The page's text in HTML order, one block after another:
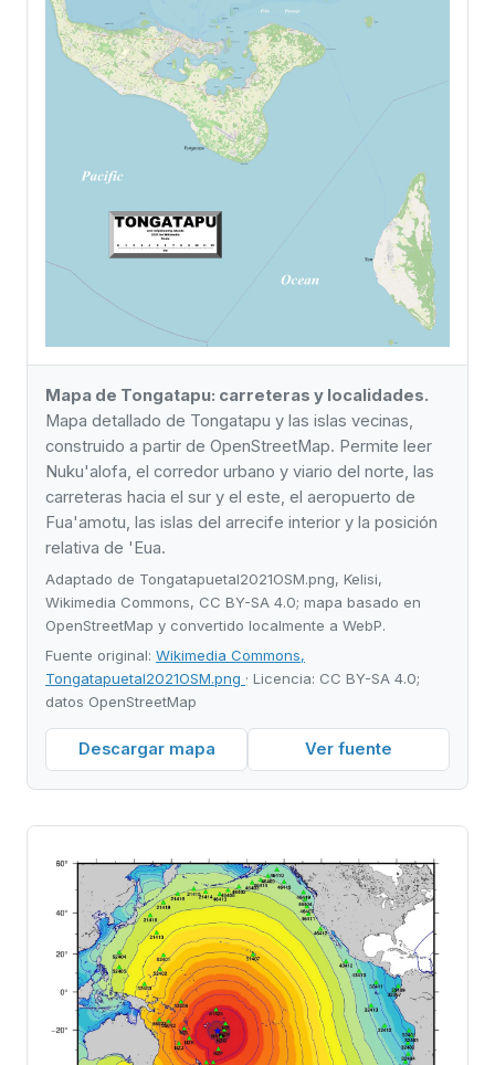
Mapa de Tongatapu: carreteras y localidades.
Mapa detallado de Tongatapu y las islas vecinas,
construido a partir de OpenStreetMap. Permite leer
Nuku'alofa, el corredor urbano y viario del norte, las
carreteras hacia el sur y el este, el aeropuerto de
Fua'amotu, las islas del arrecife interior y la posición
relativa de 'Eua.
Adaptado de Tongatapuetal2021OSM.png, Kelisi,
Wikimedia Commons, CC BY-SA 4.0; mapa basado en
OpenStreetMap y convertido localmente a WebP.
Fuente original: Wikimedia Commons,
Tongatapuetal2021OSM.png · Licencia: CC BY-SA 4.0;
datos OpenStreetMap
Descargar mapa Ver fuente